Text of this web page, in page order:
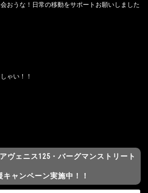
おうな！日常の移動をサポートお願いしました
ゃい！！
ヴェニス125・バーグマンストリート
ャンペーン実施中！！